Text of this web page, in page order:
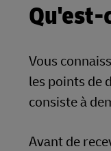
Qu'est-
Vous
les points de
consiste à
Avant de